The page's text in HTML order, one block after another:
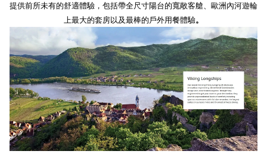
提供前所未有的舒適體驗，包括帶全尺寸陽台的寬敞客艙、歐洲內河遊輪
上最大的套房以及最棒的戶外用餐體驗。